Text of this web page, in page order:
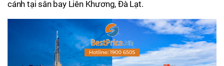
cánh tại sân bay Liên Khương, Đà Lạt.